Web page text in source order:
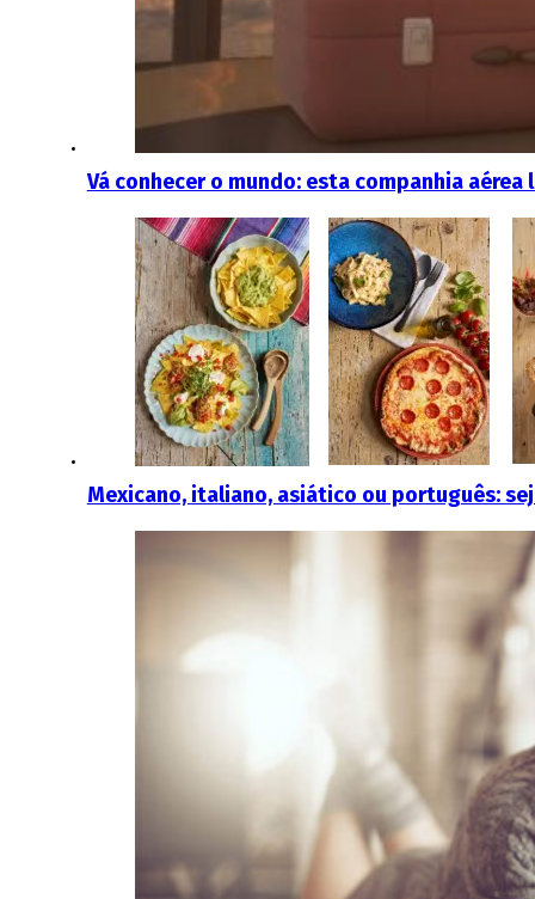
Vá conhecer o mundo: esta companhia
Mexicano, italiano, asiático ou português: